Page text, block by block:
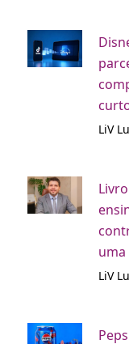
LiV
uma
LiV